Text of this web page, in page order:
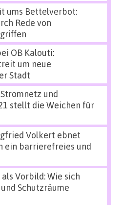
ums Bettelverbot:
Rede von
OB Kalouti:
um neue
Stadt
und
stellt die Weichen für
Volkert ebnet
ein barrierefreies und
Vorbild: Wie sich
Schutzräume